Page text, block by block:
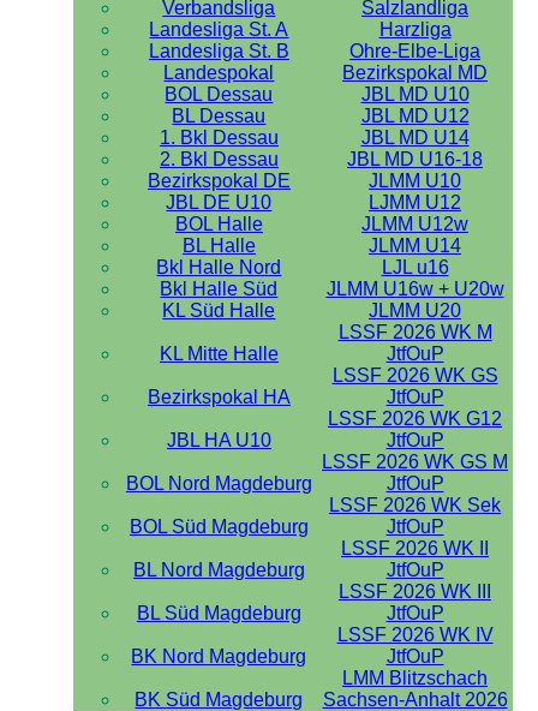
Verbandsliga
Salzlandliga
Landesliga St. A
Harzliga
Landesliga St. B
Ohre-Elbe-Liga
Landespokal
Bezirkspokal MD
BOL Dessau
JBL MD U10
BL Dessau
JBL MD U12
1. Bkl Dessau
JBL MD U14
2. Bkl Dessau
JBL MD U16-18
Bezirkspokal DE
JLMM U10
JBL DE U10
LJMM U12
BOL Halle
JLMM U12w
BL Halle
JLMM U14
Bkl Halle Nord
LJL u16
Bkl Halle Süd
JLMM U16w + U20w
KL Süd Halle
JLMM U20
KL Mitte Halle
LSSF 2026 WK M
JtfOuP
Bezirkspokal HA
LSSF 2026 WK GS
JtfOuP
JBL HA U10
LSSF 2026 WK G12
JtfOuP
BOL Nord Magdeburg
LSSF 2026 WK GS M
JtfOuP
BOL Süd Magdeburg
LSSF 2026 WK Sek
JtfOuP
BL Nord Magdeburg
LSSF 2026 WK II
JtfOuP
BL Süd Magdeburg
LSSF 2026 WK III
JtfOuP
BK Nord Magdeburg
LSSF 2026 WK IV
JtfOuP
BK Süd Magdeburg
LMM Blitzschach
Sachsen-Anhalt 2026